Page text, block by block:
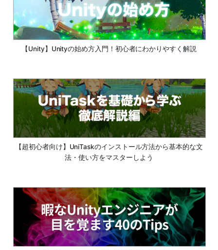
【Unity】Unityの始め方入門！初心者にわかりやすく解説
【超初心者向け】UniTaskのインストール方法から基本的な文
法・使い方をマスターしよう